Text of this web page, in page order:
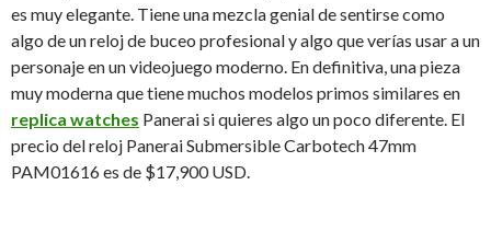
es muy elegante. Tiene una mezcla genial de sentirse como
algo de un reloj de buceo profesional y algo que verías usar a un
personaje en un videojuego moderno. En definitiva, una pieza
muy moderna que tiene muchos modelos primos similares en
replica watches Panerai si quieres algo un poco diferente. El
precio del reloj Panerai Submersible Carbotech 47mm
PAM01616 es de $17,900 USD.